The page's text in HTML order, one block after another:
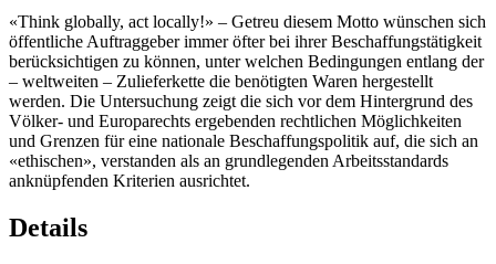
«Think globally, act locally!» – Getreu diesem Motto wünschen sich
öffentliche Auftraggeber immer öfter bei ihrer Beschaffungstätigkeit
berücksichtigen zu können, unter welchen Bedingungen entlang der
– weltweiten – Zulieferkette die benötigten Waren hergestellt
werden. Die Untersuchung zeigt die sich vor dem Hintergrund des
Völker- und Europarechts ergebenden rechtlichen Möglichkeiten
und Grenzen für eine nationale Beschaffungspolitik auf, die sich an
«ethischen», verstanden als an grundlegenden Arbeitsstandards
anknüpfenden Kriterien ausrichtet.
Details